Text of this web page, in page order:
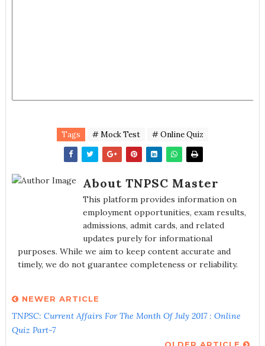
Tags # Mock Test # Online Quiz
About TNPSC Master
This platform provides information on
employment opportunities, exam results,
admissions, admit cards, and related
updates purely for informational
purposes. While we aim to keep content accurate and
timely, we do not guarantee completeness or reliability.
NEWER ARTICLE
TNPSC: Current Affairs For The Month Of July 2017 : Online
Quiz Part-7